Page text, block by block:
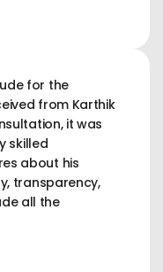
for the
from Karthik
it was
skilled
about his
transparency,
all the